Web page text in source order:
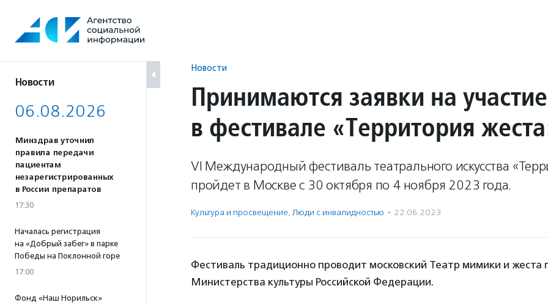
содержанию
Новости
06.08.2026
Минздрав уточнил
правила передачи
пациентам
незарегистрированных
в России препаратов
17:30
Началась регистрация
на «Добрый забег» в парке
Победы на Поклонной горе
17:00
Фонд «Наш Норильск»
Новости
Принимаются заявки на участие
в фестивале «Территория
VI Международный фестиваль театрального искусства
пройдет в Москве с 30 октября по 4 ноября 2023 года.
Культура и просвещение, Люди с инвалидностью · 22.06.2023
Фестиваль традиционно проводит московский Театр мимики и жеста
Министерства культуры Российской Федерации.